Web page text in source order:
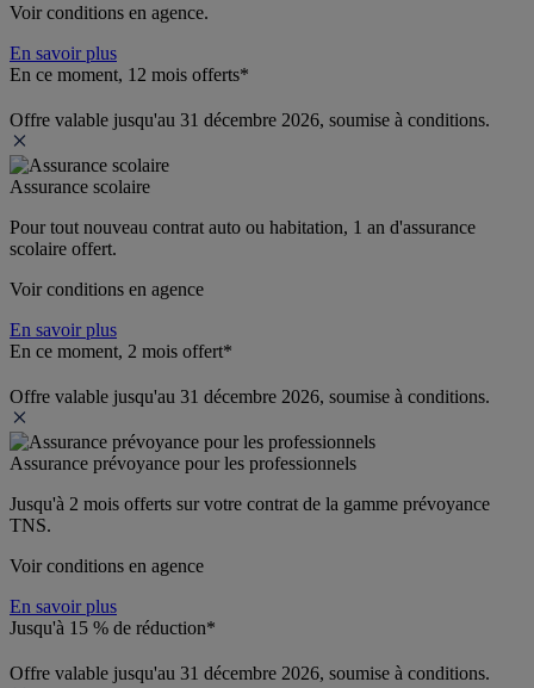
Voir conditions en agence.
En savoir plus
En ce moment, 12 mois offerts*
Offre valable jusqu'au 31 décembre 2026, soumise à conditions.
Assurance scolaire
Pour tout nouveau contrat auto ou habitation, 1 an d'assurance
scolaire offert.
Voir conditions en agence
En savoir plus
En ce moment, 2 mois offert*
Offre valable jusqu'au 31 décembre 2026, soumise à conditions.
Assurance prévoyance pour les professionnels
Jusqu'à 2 mois offerts sur votre contrat de la gamme prévoyance
TNS.
Voir conditions en agence
En savoir plus
Jusqu'à 15 % de réduction*
Offre valable jusqu'au 31 décembre 2026, soumise à conditions.